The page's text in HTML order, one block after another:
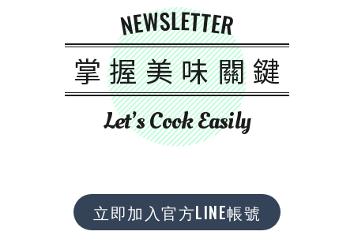
NEWSLETTER
掌握美味關鍵
Let’s Cook Easily
立即加入官方LINE帳號